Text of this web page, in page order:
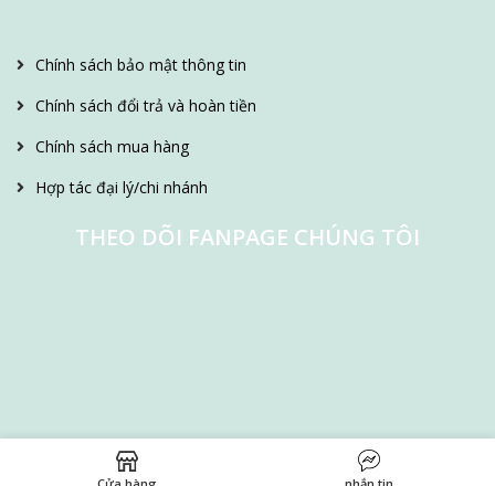
Chính sách bảo mật thông tin
Chính sách đổi trả và hoàn tiền
Chính sách mua hàng
Hợp tác đại lý/chi nhánh
THEO DÕI FANPAGE CHÚNG TÔI